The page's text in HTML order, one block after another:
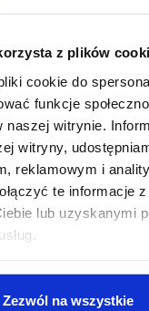
z plików
cookie do
funkcje
naszej witrynie.
witryny,
reklamowym i
te informacje
lub uzyskanymi
Zezwól na wszystkie
lub potrzebujesz
pracujemy od 8:00 do
od 8:00 do 22:00.
,+48 799 220 777